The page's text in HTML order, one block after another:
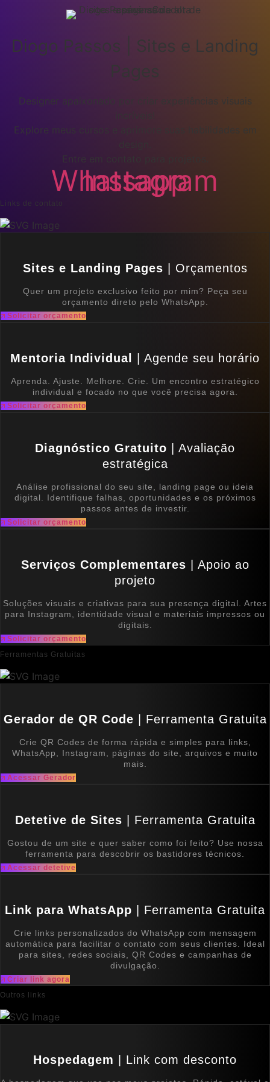
Diogo Passos | Sites e Landing
Pages
Designer apaixonado por criar experiências visuais
Explore meus cursos e aprimore suas habilidades em
Entre em contato para projetos.
Whatsapp
Instagram
Links de contato
Sites e Landing Pages | Orçamentos
Quer um projeto exclusivo feito por mim? Peça seu
orçamento direto pelo WhatsApp.
Solicitar orçamento
Mentoria Individual | Agende seu horário
Aprenda. Ajuste. Melhore. Crie. Um encontro estratégico
individual e focado no que você precisa agora.
Solicitar orçamento
Diagnóstico Gratuito | Avaliação
estratégica
Análise profissional do seu site, landing page ou ideia
digital. Identifique falhas, oportunidades e os próximos
passos antes de investir.
Solicitar orçamento
Serviços Complementares | Apoio ao
projeto
Soluções visuais e criativas para sua presença digital. Artes
para Instagram, identidade visual e materiais impressos ou
digitais.
Solicitar orçamento
Ferramentas Gratuitas
Gerador de QR Code | Ferramenta Gratuita
Crie QR Codes de forma rápida e simples para links,
WhatsApp, Instagram, páginas do site, arquivos e muito
mais.
Acessar Gerador
Detetive de Sites | Ferramenta Gratuita
Gostou de um site e quer saber como foi feito? Use nossa
ferramenta para descobrir os bastidores técnicos.
Acessar detetive
Link para WhatsApp | Ferramenta Gratuita
Crie links personalizados do WhatsApp com mensagem
automática para facilitar o contato com seus clientes. Ideal
para sites, redes sociais, QR Codes e campanhas de
divulgação.
Criar link agora
Outros links
Hospedagem | Link com desconto